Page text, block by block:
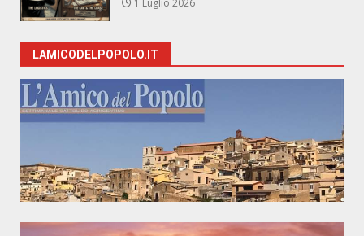
1 Luglio 2026
LAMICODELPOPOLO.IT